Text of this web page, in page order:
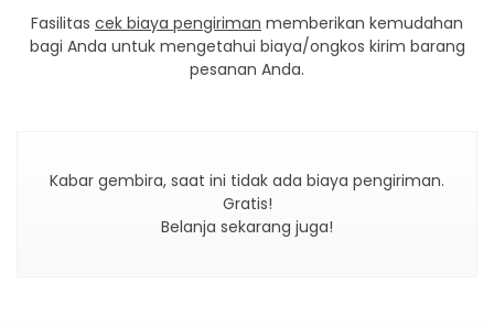
Fasilitas cek biaya pengiriman memberikan kemudahan
bagi Anda untuk mengetahui biaya/ongkos kirim barang
pesanan Anda.
Kabar gembira, saat ini tidak ada biaya pengiriman.
Gratis!
Belanja sekarang juga!